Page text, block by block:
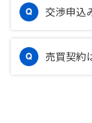
交渉申込
売買契約